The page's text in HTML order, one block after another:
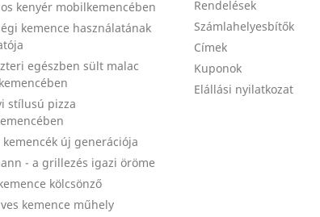
kenyér mobilkemencében
kemence használatának
egészben sült malac
stílusú pizza
kemencék új generációja
- a grillezés igazi öröme
kölcsönző
kemence műhely
Rendelések
Számlahelyesbítők
Címek
Kuponok
Elállási nyilatkozat